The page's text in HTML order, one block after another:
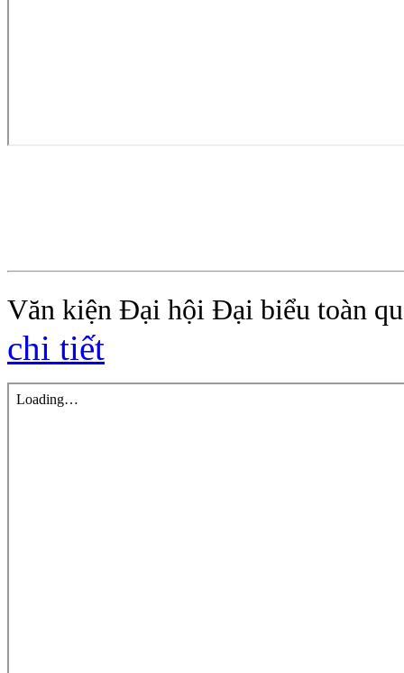
Văn kiện Đại hội Đại biểu toàn
chi tiết